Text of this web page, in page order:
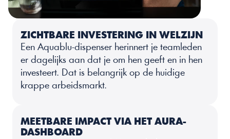
ZICHTBARE INVESTERING IN WELZIJN
Een Aquablu-dispenser herinnert je teamleden
er dagelijks aan dat je om hen geeft en in hen
investeert. Dat is belangrijk op de huidige
krappe arbeidsmarkt.
MEETBARE IMPACT VIA HET AURA-
DASHBOARD